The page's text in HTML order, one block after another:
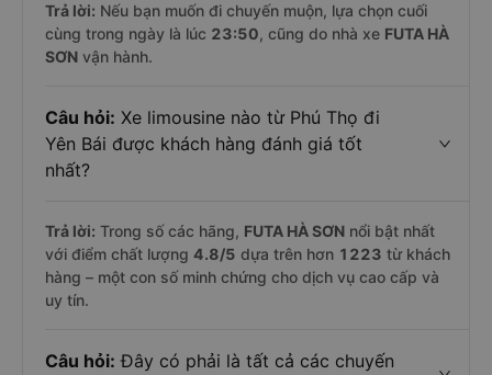
Trả lời: Nếu bạn muốn đi chuyến muộn, lựa chọn cuối
cùng trong ngày là lúc 23:50, cũng do nhà xe FUTA HÀ
SƠN vận hành.
Câu hỏi: Xe limousine nào từ Phú Thọ đi
Yên Bái được khách hàng đánh giá tốt
nhất?
Trả lời: Trong số các hãng, FUTA HÀ SƠN nổi bật nhất
với điểm chất lượng 4.8/5 dựa trên hơn 1223 từ khách
hàng – một con số minh chứng cho dịch vụ cao cấp và
uy tín.
Câu hỏi: Đây có phải là tất cả các chuyến